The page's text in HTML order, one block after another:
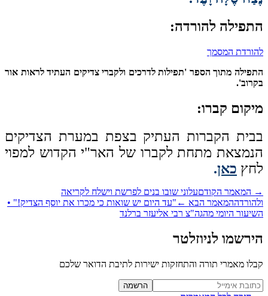
להורדה:
המסמך
מתוך הספר 'תפילות לדרכים ולקברי צדיקים העתיד לראות אור
קברו:
הקברות העתיק בצפת במערת הצדיקים
מתחת לקברו של האר"י הקדוש למפוי
כאן.
המאמר הקודםעלוני שובו בנים לפרשת וישלח לקריאה
המאמר הבא ← "עד היום יש שואות כי מכרו את יוסף הצדיק!" •
היומי מהגה"צ רבי אליעזר ברלנד
לניוזלטר
מאמרי תורה והתחזקות ישירות לתיבת הדואר שלכם
Website (leave הרשמה